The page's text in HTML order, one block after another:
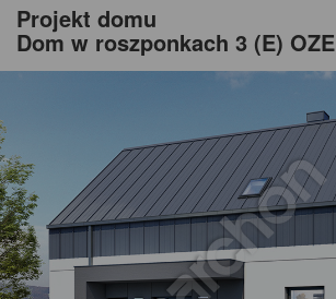
Projekt domu
Dom w roszponkach 3 (E) OZE